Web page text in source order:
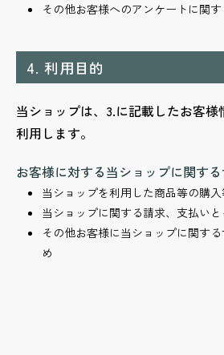
その他お客様へのアンケートに関
4. 利用目的
当ショップは、3.に記載したお客様
利用します。
お客様に対する当ショップに関す
当ショップを利用した商品等の購
当ショップに関する請求、支払い
その他お客様に当ショップに関す
め